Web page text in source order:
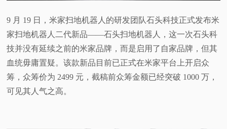
频
科
体
9 月 19 日，米家扫地机器人的研发团队石头科技正式发布米
家扫地机器人二代新品——石头扫地机器人，这一次石头科
技并没有延续之前的米家品牌，而是启用了自家品牌，但其
血统毋庸置疑。该款新品目前已正式在米家平台上开启众
筹，众筹价为 2499 元，截稿前众筹金额已经突破 1000 万，
可见其人气之高。